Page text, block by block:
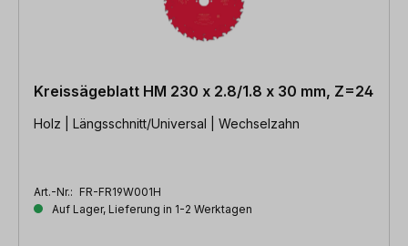
Kreissägeblatt HM 230 x 2.8/1.8 x 30 mm, Z=24
Holz | Längsschnitt/Universal | Wechselzahn
Art.-Nr.: FR-FR19W001H
Auf Lager, Lieferung in 1-2 Werktagen